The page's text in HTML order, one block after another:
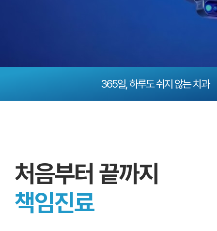
365일, 하루도 쉬지 않는 치과
평일야간진료,일요일/공휴일 진료
처음부터 끝까지
책임진료